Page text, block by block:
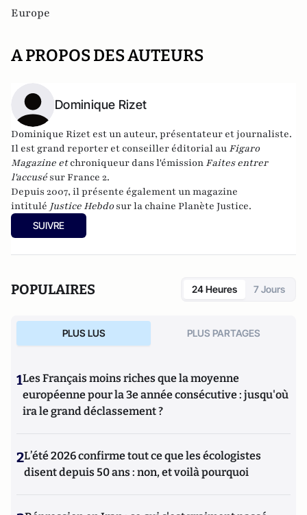
Europe
A PROPOS DES AUTEURS
Dominique Rizet
Dominique Rizet est un auteur, présentateur etjournaliste.
Il est grand reporter et conseiller éditorial au Figaro
Magazine etchroniqueur dans l'émission Faites entrer
l'accusésurFrance 2.
Depuis 2007, il présente également un magazine
intitulé Justice Hebdosur la chaine Planète Justice.
SUIVRE
POPULAIRES 24 Heures 7 Jours
PLUS LUS PLUS PARTAGES
1Les Français moins riches que la moyenne
européenne pour la 3e année consécutive : jusqu'où
ira le grand déclassement ?
2L’été 2026 confirme tout ce que les écologistes
disent depuis 50 ans : non, et voilà pourquoi